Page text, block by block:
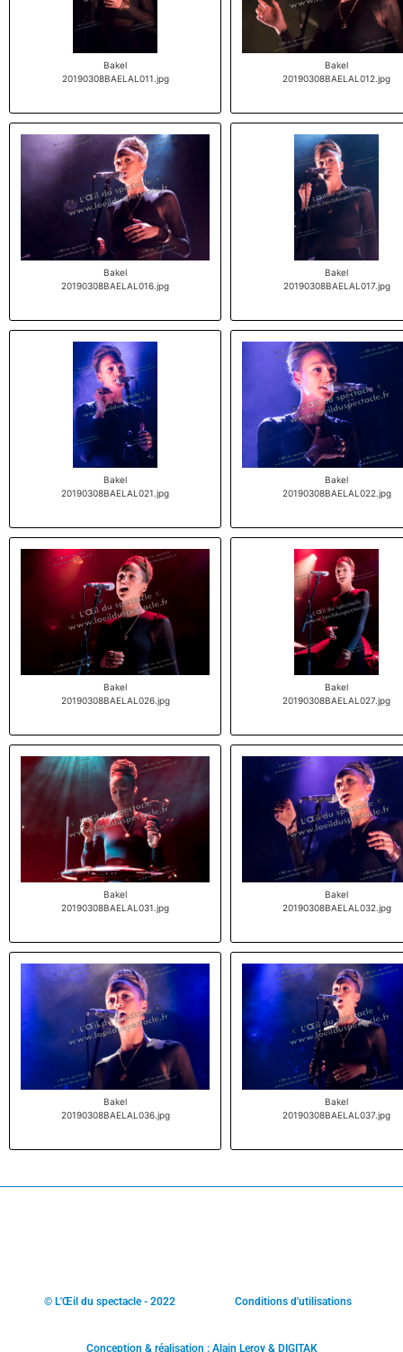
Bakel
20190308BAELAL011.jpg
Bakel
20190308BAELAL012.jpg
Bakel
20190308BAELAL016.jpg
Bakel
20190308BAELAL017.jpg
Bakel
20190308BAELAL021.jpg
Bakel
20190308BAELAL022.jpg
Bakel
20190308BAELAL026.jpg
Bakel
20190308BAELAL027.jpg
Bakel
20190308BAELAL031.jpg
Bakel
20190308BAELAL032.jpg
Bakel
20190308BAELAL036.jpg
Bakel
20190308BAELAL037.jpg
© L'Œil du spectacle - 2022 Conditions d'utilisations
Conception & réalisation : Alain Leroy & DIGITAK